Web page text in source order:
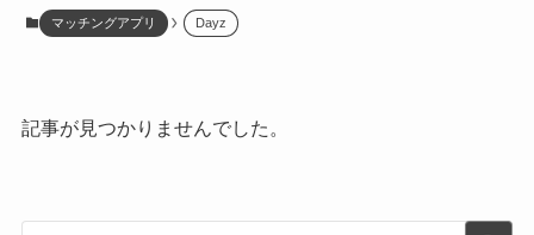
マッチングアプリ Dayz
記事が見つかりませんでした。